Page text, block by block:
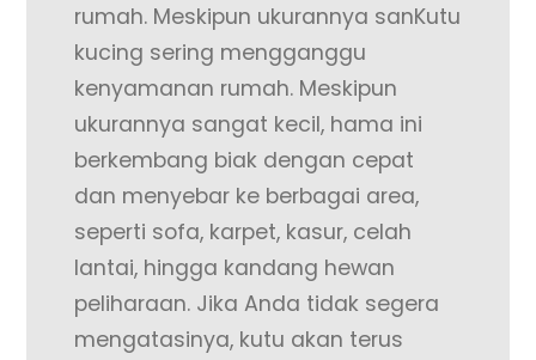
rumah. Meskipun ukurannya sanKutu
kucing sering mengganggu
kenyamanan rumah. Meskipun
ukurannya sangat kecil, hama ini
berkembang biak dengan cepat
dan menyebar ke berbagai area,
seperti sofa, karpet, kasur, celah
lantai, hingga kandang hewan
peliharaan. Jika Anda tidak segera
mengatasinya, kutu akan terus